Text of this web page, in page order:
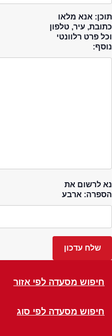
תוכן: אנא מלאו
כתובת, עיר, טלפון
וכל פרט רלוונטי
נוסף:
נא לרשום את
הספרה: ארבע
חיפוש מסעדה לפי אזור
חיפוש מסעדה לפי סוג